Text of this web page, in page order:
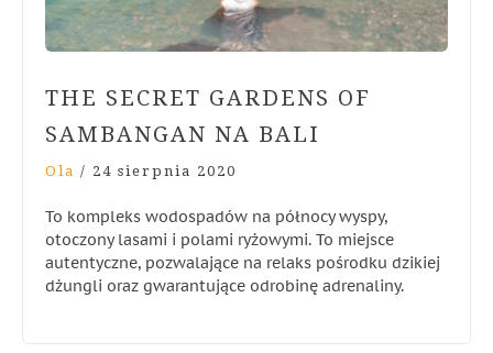
THE SECRET GARDENS OF
SAMBANGAN NA BALI
Ola / 24 sierpnia 2020
To kompleks wodospadów na północy wyspy,
otoczony lasami i polami ryżowymi. To miejsce
autentyczne, pozwalające na relaks pośrodku dzikiej
dżungli oraz gwarantujące odrobinę adrenaliny.